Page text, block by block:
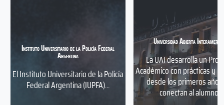
Instituto Universitario de la Policía Federal
Argentina
El Instituto Universitario de la Policía
Federal Argentina (IUPFA)...
Universidad Abierta
La UAI desarrolla un
Académico con prácticas y
desde los primeros
conectan al alumno...